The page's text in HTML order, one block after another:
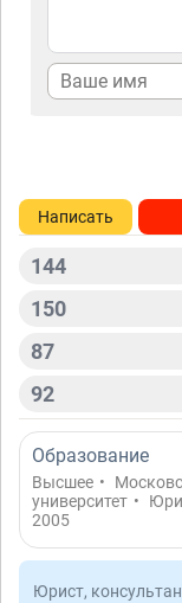
Написать
144
150
87
92
Образование
Высшее •
университет •
2005
Юрист,